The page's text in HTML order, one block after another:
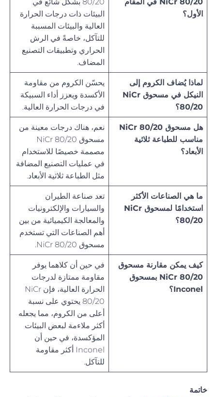
الأول؟
البيئات ذات درجات الحرارة
العالية والبيئات المسببة
للتآكل، خاصةً في الرش
الحراري وتطبيقات التصنيع
المضاف.
لماذا يُضاف الكروم إلى
النيكل في مسحوق NiCr
80/20؟
يحسّن الكروم من مقاومة
الأكسدة ويعزز أداء السبيكة
في درجات الحرارة العالية.
هل مسحوق NiCr 80/20
مناسب للطباعة ثلاثية
الأبعاد؟
نعم، هناك درجات معينة من
مسحوق NiCr 80/20
مصممة خصيصًا للاستخدام
في عمليات التصنيع المضافة
مثل الطباعة ثلاثية الأبعاد.
ما هي الصناعات الأكثر
استخدامًا لمسحوق NiCr
80/20؟
تعد صناعة الطيران
والسيارات والإلكترونيات
والمعالجة الكيميائية من بين
أهم الصناعات التي تستخدم
مسحوق NiCr 80/20.
كيف يمكن مقارنة مسحوق
NiCr 80/20 بمسحوق
Inconel؟
في حين أن كلاهما يوفر
مقاومة ممتازة لدرجات
الحرارة العالية، فإن NiCr
80/20 يحتوي على نسبة
أعلى من الكروم، مما يجعله
أكثر ملاءمة لبعض البيئات
المؤكسدة، في حين أن
Inconel أكثر مقاومة
للتآكل.
خاتمة